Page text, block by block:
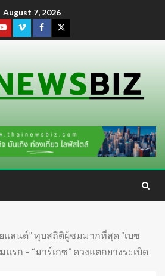
August 7, 2026
แลนด์” ทุบสถิติผู้ชมมากที่สุด “เบซ
รก – “มาร์เกซ” ดวงแตกยางระเบิด